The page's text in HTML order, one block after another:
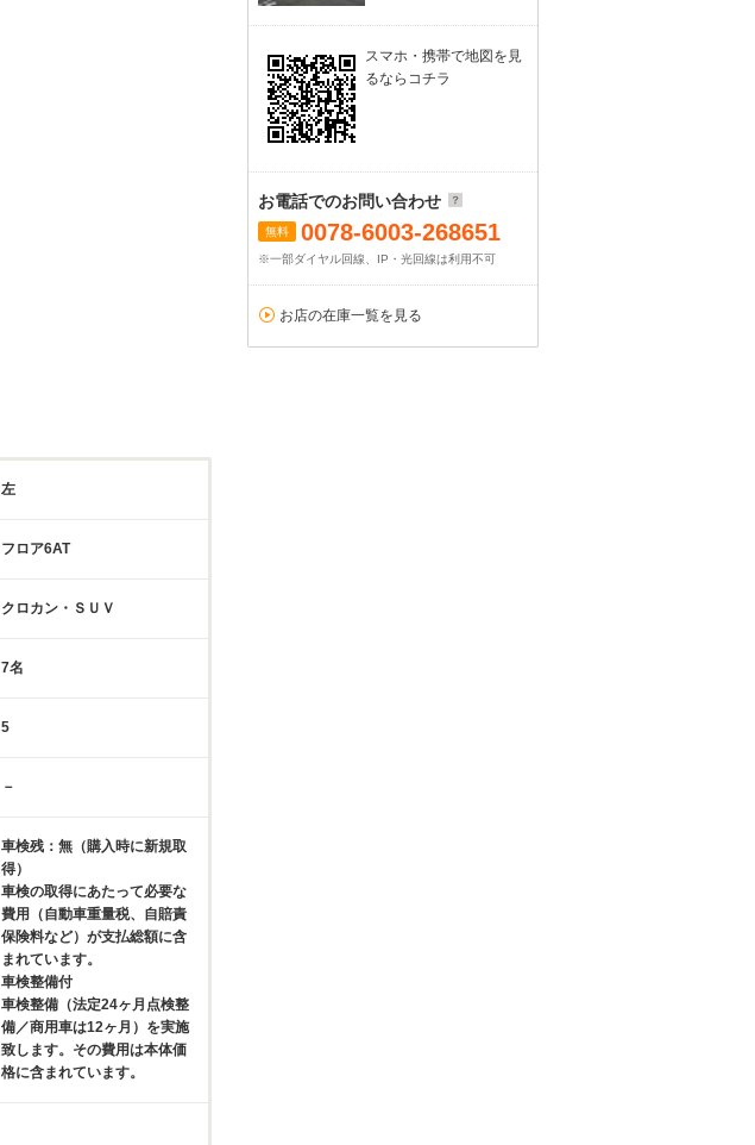
左
フロア6AT
クロカン・ＳＵＶ
7名
5
－
車検残：無（購入時に新規取
得）
車検の取得にあたって必要な
費用（自動車重量税、自賠責
保険料など）が支払総額に含
まれています。
車検整備付
車検整備（法定24ヶ月点検整
備／商用車は12ヶ月）を実施
致します。その費用は本体価
格に含まれています。
スマホ・携帯で地図を見
るならコチラ
お電話でのお問い合わせ
無料 0078-6003-268651
※一部ダイヤル回線、IP・光回線は利用不可
お店の在庫一覧を見る